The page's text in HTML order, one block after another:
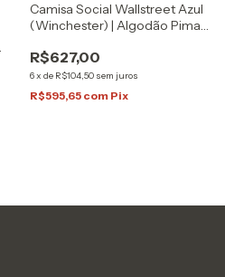
Camisa Social Wallstreet Azul
(Winchester) | Algodão Pima |
R$627,00
6x de R$104,50 sem juros
R$595,65 com Pix